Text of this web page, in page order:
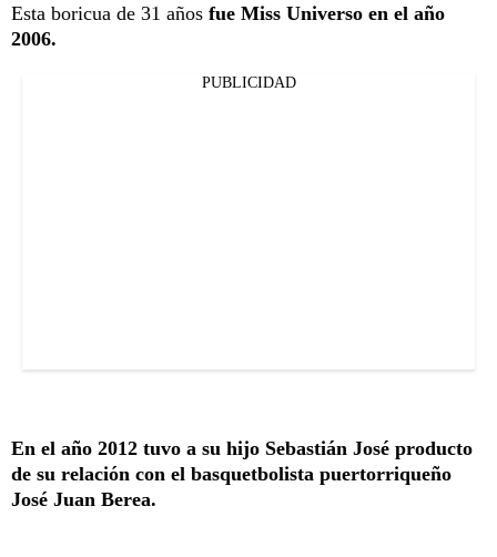
Esta boricua de 31 años fue Miss Universo en el año
2006.
PUBLICIDAD
En el año 2012 tuvo a su hijo Sebastián José producto
de su relación con el basquetbolista puertorriqueño
José Juan Berea.